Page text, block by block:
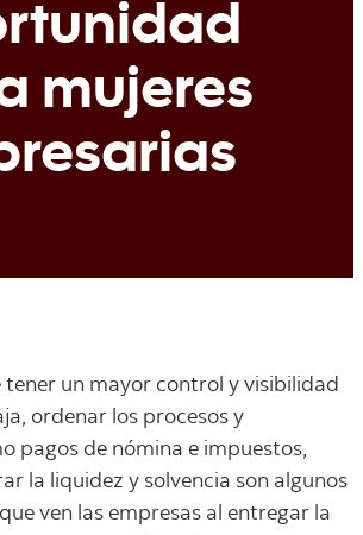
mujeres
tener un mayor control y visibilidad
ordenar los procesos y
pagos de nómina e impuestos,
la liquidez y solvencia son algunos
ven las empresas al entregar la